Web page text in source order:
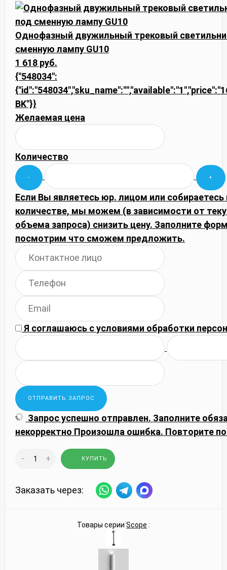
Однофазный двужильный трековый
сменную лампу GU10
1 618 руб.
{"548034":
BK"}}
Желаемая цена
Количество
Если Вы являетесь юр. лицом или
количестве, мы можем (в зависимости от
объема запроса) снизить цену. Заполните
посмотрим что сможем предложить.
Я соглашаюсь сусловиями обработки
Запрос успешно отправлен. Заполните
некорректно Произошла ошибка. Повторите
- + КУПИТЬ
Заказать через:
Товары серии Scope :